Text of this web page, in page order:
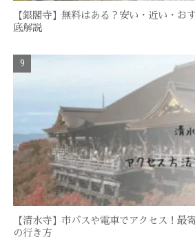
【銀閣寺】無料はある？安い・近い・お
底解説
【清水寺】市バスや電車でアクセス！最
の行き方